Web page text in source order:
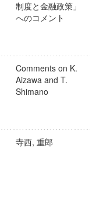
制度と金融政策」
へのコメント
Comments on K.
Aizawa and T.
Shimano
寺西, 重郎